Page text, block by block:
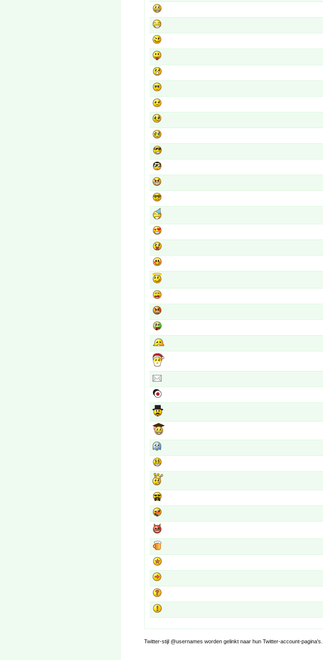
Twitter-stijl @usernames worden gelinkt naar hun Twitter-account-pagina's.